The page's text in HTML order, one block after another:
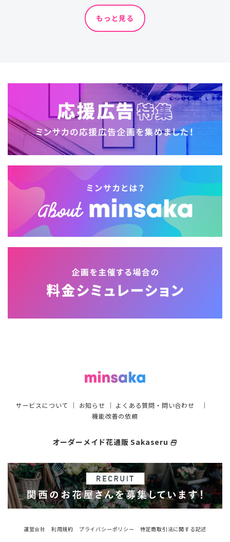
もっと見る
サービスについて ｜ お知らせ ｜ よくある質問・問い合わせ ｜
機能改善の依頼
オーダーメイド花通販 Sakaseru select_window
運営会社 利用規約 プライバシーポリシー
特定商取引法に関する記述